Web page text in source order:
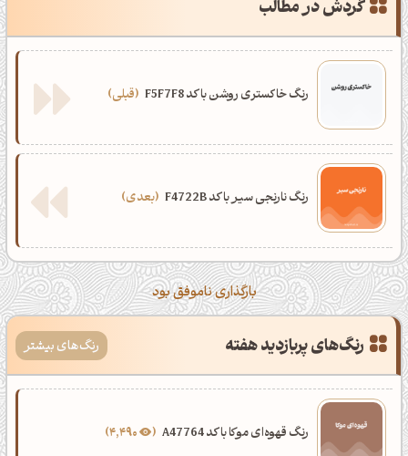
گردش در مطالب
رنگ خاکستری روشن با کد F5F7F8 قبلی
رنگ نارنجی سیر با کد F4722B بعدی
بارگذاری ناموفق بود
رنگ‌های پربازدید هفته رنگ‌های بیشتر
رنگ قهوه‌ای موکا با کد A47764